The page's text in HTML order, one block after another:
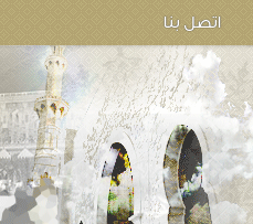
اتصل بنا